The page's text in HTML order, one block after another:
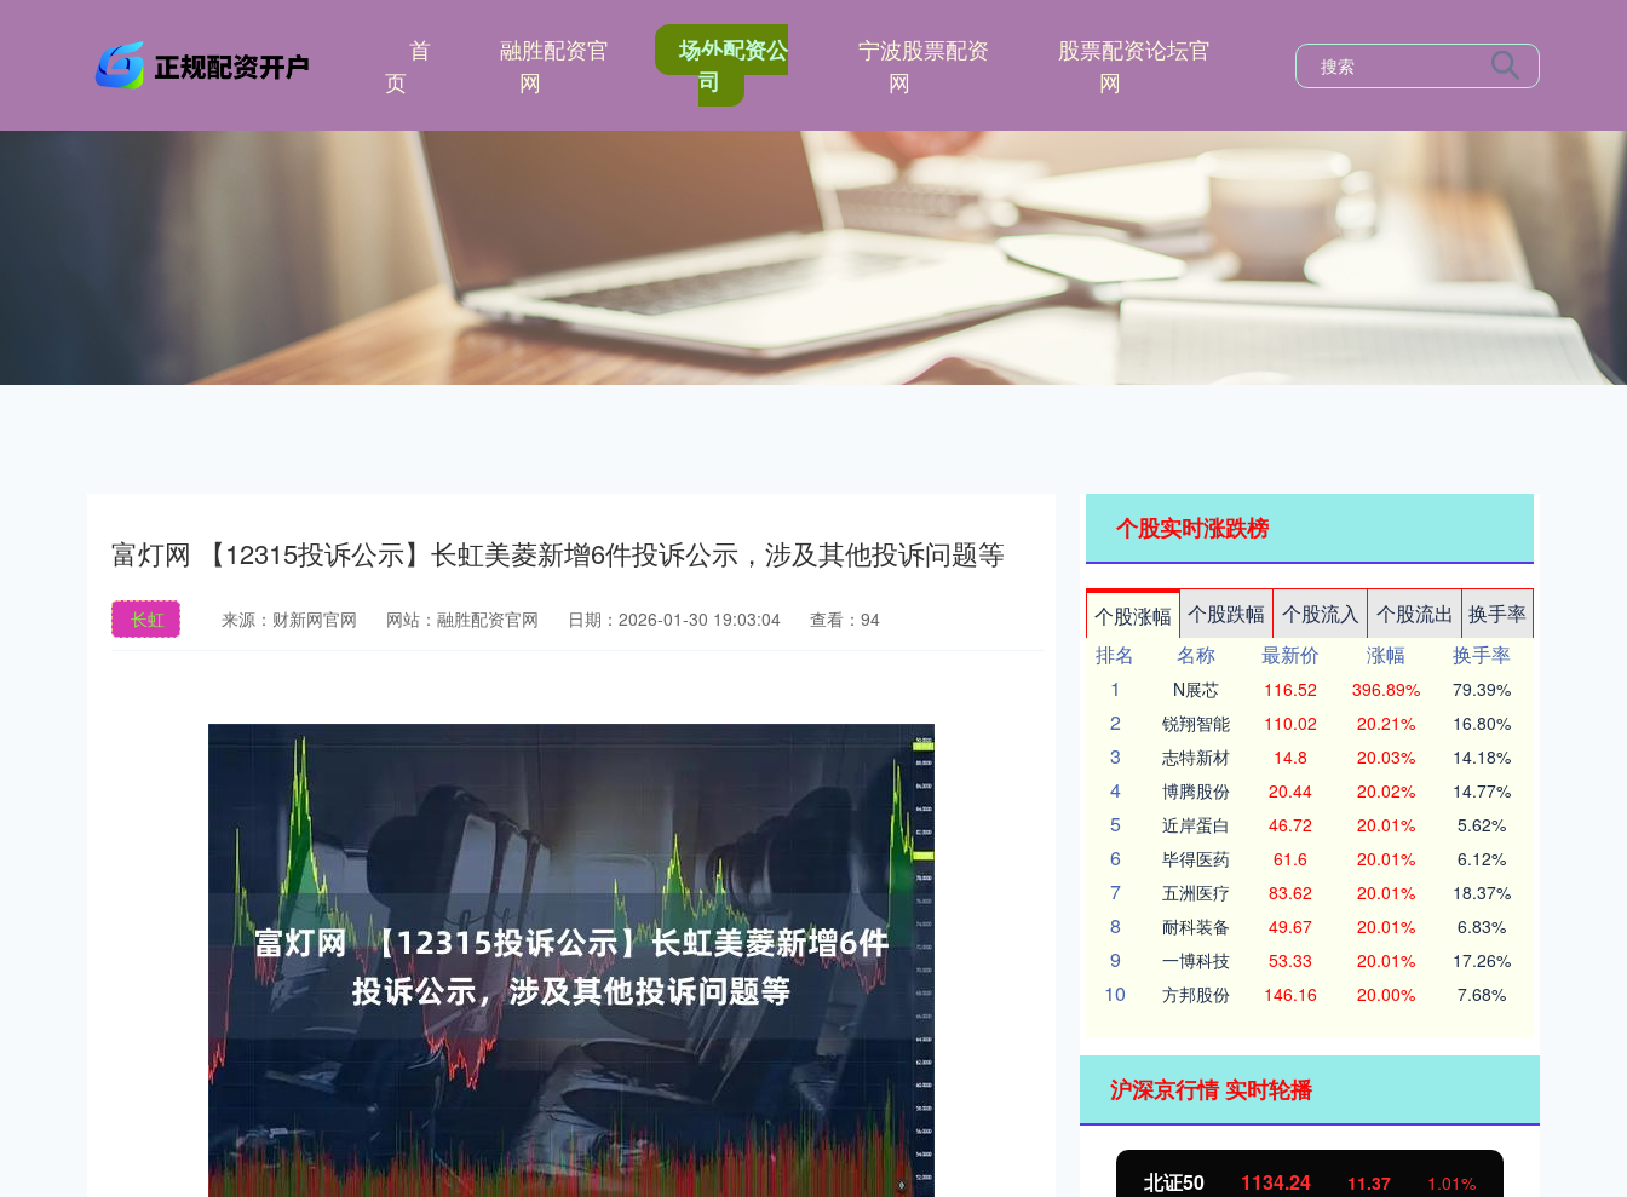
首
页
融胜配资官
网
场外配资公
司
宁波股票配资
网
股票配资论坛官
网
富灯网 【12315投诉公示】长虹美菱新增6件投诉公示，涉及其他投诉问题等
长虹 来源：财新网官网 网站：融胜配资官网 日期：2026-01-30 19:03:04 查看：94
个股实时涨跌榜
个股涨幅 个股跌幅 个股流入 个股流出
换手率
排名
名称 最新价 涨幅
换手率
1
N展芯 116.52 396.89% 79.39%
2 锐翔智能 110.02 20.21% 16.80%
3 志特新材 14.8 20.03% 14.18%
4 博腾股份 20.44 20.02% 14.77%
5 近岸蛋白 46.72 20.01% 5.62%
6 毕得医药 61.6 20.01% 6.12%
7 五洲医疗 83.62 20.01% 18.37%
8 耐科装备 49.67 20.01% 6.83%
9 一博科技 53.33 20.01% 17.26%
10 方邦股份 146.16 20.00% 7.68%
沪深京行情 实时轮播
深证成指 14311.01 200.89 1.42% 沪深300 4694.44 43.13 北证50 1134.24 11.37 1.01%